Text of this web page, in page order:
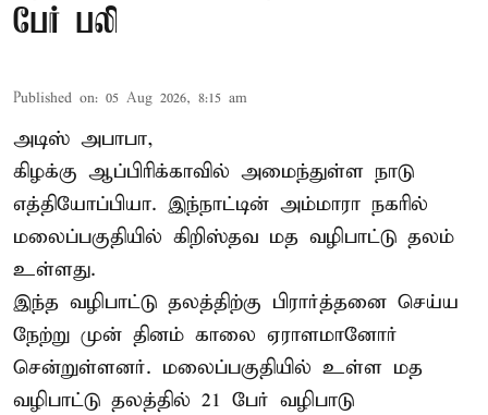
பேர் பலி
Published on: 05 Aug 2026, 8:15 am
அடிஸ் அபாபா,
கிழக்கு ஆப்பிரிக்காவில் அமைந்துள்ள நாடு
எத்தியோப்பியா. இந்நாட்டின் அம்மாரா நகரில்
மலைப்பகுதியில் கிறிஸ்தவ மத வழிபாட்டு தலம்
உள்ளது.
இந்த வழிபாட்டு தலத்திற்கு பிரார்த்தனை செய்ய
நேற்று முன் தினம் காலை ஏராளமானோர்
சென்றுள்ளனர். மலைப்பகுதியில் உள்ள மத
வழிபாட்டு தலத்தில் 21 பேர் வழிபாடு